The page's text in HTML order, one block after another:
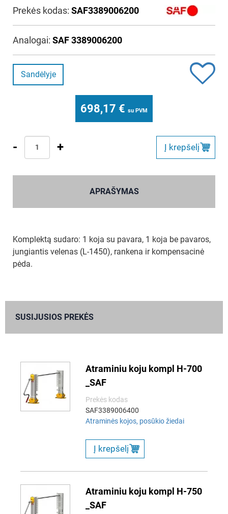
Prekės kodas: SAF3389006200
Analogai: SAF 3389006200
Sandėlyje
698,17 € su PVM
- + Į krepšelį
APRAŠYMAS
Komplektą sudaro: 1 koja su pavara, 1 koja be pavaros,
jungiantis velenas (L-1450), rankena ir kompensacinė
pėda.
SUSIJUSIOS PREKĖS
Atraminiu koju kompl H-700
_SAF
Prekės kodas
SAF3389006400
Atraminės kojos, posūkio žiedai
Į krepšelį
Atraminiu koju kompl H-750
_SAF